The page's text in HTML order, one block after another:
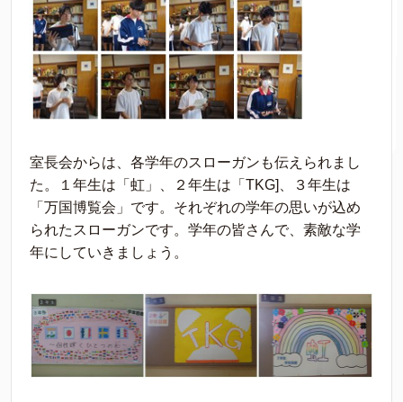
室長会からは、各学年のスローガンも伝えられまし
た。１年生は「虹」、２年生は「TKG]、３年生は
「万国博覧会」です。それぞれの学年の思いが込め
られたスローガンです。学年の皆さんで、素敵な学
年にしていきましょう。